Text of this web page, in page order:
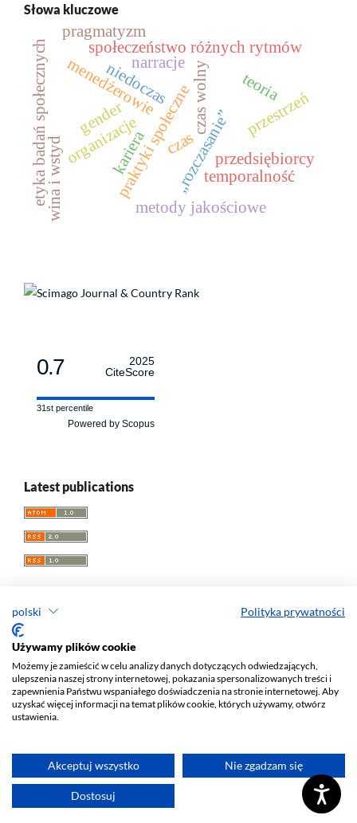
polski Polityka prywatności
Używamy plików cookie
Możemy je zamieścić w celu analizy danych dotyczących odwiedzających,
ulepszenia naszej strony internetowej, pokazania spersonalizowanych treści i
zapewnienia Państwu wspaniałego doświadczenia na stronie internetowej. Aby
uzyskać więcej informacji na temat plików cookie, których używamy, otwórz
ustawienia.
Akceptuj wszystko Nie zgadzam się
Dostosuj
Słowa kluczowe
czas wolny
praktyki społeczne
niedoczas
„rozczasanie”
społeczeństwo różnych rytmów
kariera
menedżerowie
przedsiębiorcy
organizacje
metody jakościowe
narracje
temporalność
czas
przestrzeń
wina i wstyd
etyka badań społecznych gender
pragmatyzm
teoria
0.7
2025
CiteScore
31st percentile
Powered by Scopus
Latest publications
Przegląd Socjologii Jakościowej
e-ISSN 1733-8069
Redaktor naczelny: Krzysztof Tomasz Konecki
Wydawca: Wydawnictwo Uniwersytetu Łódzkiego (www)
Biuro:
journals@uni.lodz.pl
Deklaracja dostępności